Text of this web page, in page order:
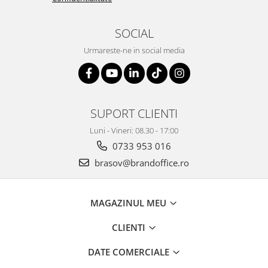
Lanterne, lampi si accesorii
Pachete Cadou Premium
LICHIDARE DE STOC
SOCIAL
Urmareste-ne in social media
SUPORT CLIENTI
Luni - Vineri: 08.30 - 17:00
0733 953 016
brasov@brandoffice.ro
MAGAZINUL MEU
CLIENTI
DATE COMERCIALE